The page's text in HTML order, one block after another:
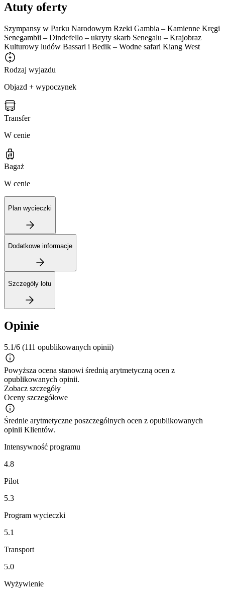
Atuty oferty
Szympansy w Parku Narodowym Rzeki Gambia – Kamienne Kręgi
Senegambii – Dindefello – ukryty skarb Senegalu – Krajobraz
Kulturowy ludów Bassari i Bedik – Wodne safari Kiang West
Rodzaj wyjazdu
Objazd + wypoczynek
Transfer
W cenie
Bagaż
W cenie
Plan wycieczki
Dodatkowe informacje
Szczegóły lotu
Opinie
5.1/6 (111 opublikowanych opinii)
Powyższa ocena stanowi średnią arytmetyczną ocen z
opublikowanych opinii.
Zobacz szczegóły
Oceny szczegółowe
Średnie arytmetyczne poszczególnych ocen z opublikowanych
opinii Klientów.
Intensywność programu
4.8
Pilot
5.3
Program wycieczki
5.1
Transport
5.0
Wyżywienie